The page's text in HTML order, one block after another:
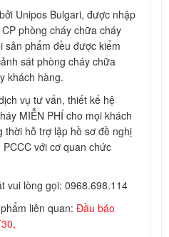
Unipos Bulgari, được nhập
phòng cháy chữa cháy
phẩm đều được kiểm
sát phòng cháy chữa
khách hàng.
vụ tư vấn, thiết kế hệ
MIỄN PHÍ cho mọi khách
thời hỗ trợ lập hồ sơ đề nghị
với cơ quan chức
vui lòng gọi: 0968.698.114
liên quan: Đầu báo